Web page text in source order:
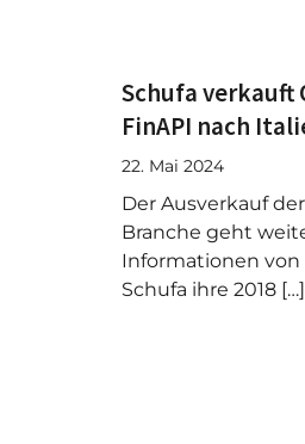
Schufa verkauft
FinAPI nach
22. Mai 2024
Der Ausverkauf
Branche geht
Informationen von
Schufa ihre 2018 […]